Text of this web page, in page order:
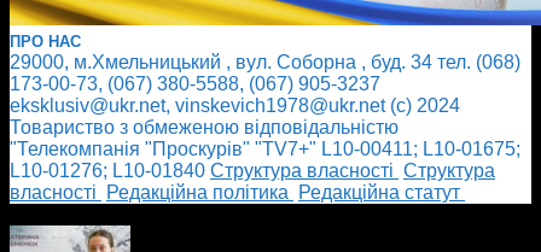
ПРО НАС
29000, м.Хмельницький , вул. Соборна , буд. 34 тел. (068)
173-00-73, (067) 380-5588, (067) 905-3237
eksklusiv@ukr.net, vinskevich1978@ukr.net (с) 2024
Товариство з обмеженою відповідальністю
"Телекомпанія "Проскурів" "TV7+" L10-00411; L10-01675;
L10-01276; L10-01840 Cтруктура власності Cтруктура
власності
Редакційна політика
Редакційна статут